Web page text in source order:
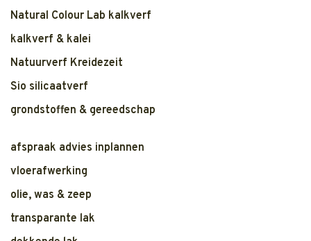
Natural Colour Lab kalkverf
kalkverf & kalei
Natuurverf Kreidezeit
Sio silicaatverf
grondstoffen & gereedschap
afspraak advies inplannen
vloerafwerking
olie, was & zeep
transparante lak